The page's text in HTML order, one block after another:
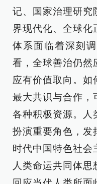
记、国家治理研究
界现代化、全球化
体系面临着深刻
看，全球善治仍然
应有价值取向。如
最大共识与合作，
各种积极资源。人
扮演重要角色，发
时代中国特色社会
人类命运共同体